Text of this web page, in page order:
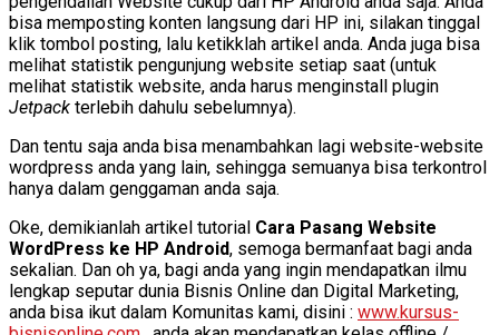
bisa memposting konten langsung dari HP ini, silakan tinggal
klik tombol posting, lalu ketikklah artikel anda. Anda juga bisa
melihat statistik pengunjung website setiap saat (untuk
melihat statistik website, anda harus menginstall plugin
Jetpack terlebih dahulu sebelumnya).
Dan tentu saja anda bisa menambahkan lagi website-website
wordpress anda yang lain, sehingga semuanya bisa terkontrol
hanya dalam genggaman anda saja.
Oke, demikianlah artikel tutorial Cara Pasang Website
WordPress ke HP Android, semoga bermanfaat bagi anda
sekalian. Dan oh ya, bagi anda yang ingin mendapatkan ilmu
lengkap seputar dunia Bisnis Online dan Digital Marketing,
anda bisa ikut dalam Komunitas kami, disini : www.kursus-